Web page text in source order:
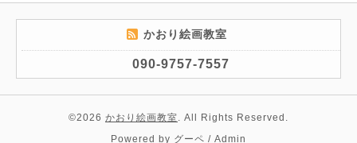
かおり絵画教室
090-9757-7557
©2026 かおり絵画教室. All Rights Reserved.
Powered by グーペ / Admin